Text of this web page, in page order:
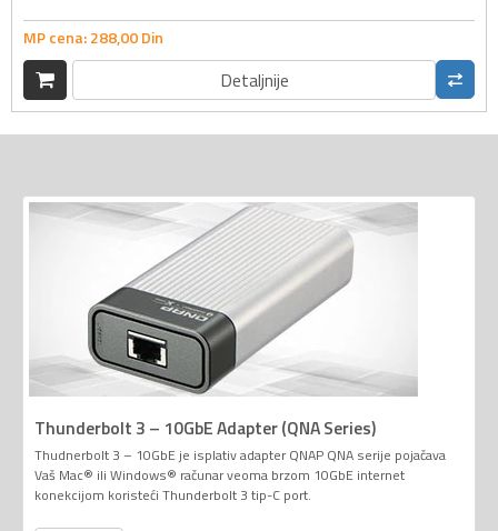
MP cena:288,00Din
Detaljnije
Thunderbolt 3 – 10GbE Adapter (QNA Series)
Thudnerbolt 3 – 10GbE je isplativ adapter QNAP QNA serije pojačava
Vaš Mac® ili Windows® računar veoma brzom 10GbE internet
konekcijom koristeći Thunderbolt 3 tip-C port.